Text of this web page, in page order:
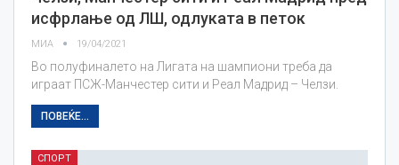
исфрлање од ЛШ, одлуката в петок
МИА 19/04/2021
Во полуфиналето на Лигата на шампиони треба да
играат ПСЖ-Манчестер сити и Реал Мадрид – Челзи.
ПОВЕЌЕ...
СПОРТ